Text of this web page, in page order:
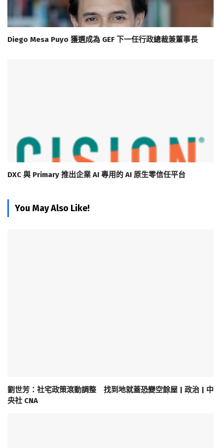
Diego Mesa Puyo 獲選成為 GEF 下一任行政總裁兼董事長
DXC 與 Primary 推出企業 AI 專用的 AI 原生零信任平台
You May Also Like!
劉世芳：社宅政策滾動調整 找到地就蓋恐變空餘屋 | 政治 | 中
央社 CNA